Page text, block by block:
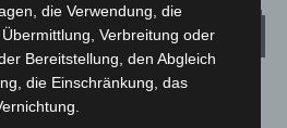
Wetter
die Verwendung, die
Verbreitung oder
Bereitstellung, den Abgleich
die Einschränkung, das